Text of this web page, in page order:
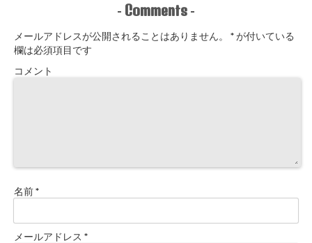
- Comments -
メールアドレスが公開されることはありません。 *が付いている
欄は必須項目です
コメント
名前*
メールアドレス *